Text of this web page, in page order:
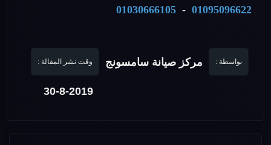
01095096622
-
01030666105
بواسطة : مركز صيانة سامسونج وقت نشر المقالة :
30-8-2019